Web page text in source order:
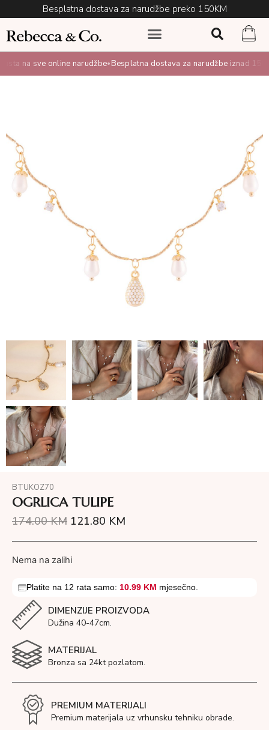
Besplatna dostava za narudžbe preko 150KM
na sve online narudžbe •Besplatna dostava za narudžbe iznad 150KM
BTUKOZ70
OGRLICA TULIPE
174.00KM 121.80 KM
Nema na zalihi
Platite na 12 rata samo: 10.99 KM mjesečno.
DIMENZIJE PROIZVODA
Dužina 40-47cm.
MATERIJAL
Bronza sa 24kt pozlatom.
PREMIUM MATERIJALI
Premium materijala uz vrhunsku tehniku obrade.